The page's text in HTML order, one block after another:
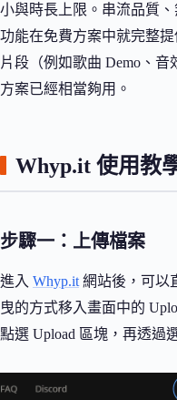
小與時長上限。串流品質
功能在免費方案中就完整
片段（例如歌曲 Demo、
方案已經相當夠用。
Whyp.it 使用教
步驟一：上傳檔案
進入 Whyp.it 網站後，可以
曳的方式移入畫面中的
點選 Upload 區塊，再透過